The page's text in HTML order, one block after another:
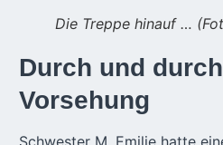
Die Treppe hinauf …
Durch und
Vorsehung